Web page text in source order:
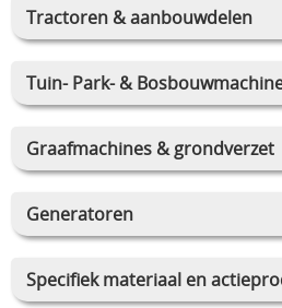
Tractoren & aanbouwdelen
Tuin- Park- &
Graafmachines & grondverzet
Generatoren
Specifiek materiaal en